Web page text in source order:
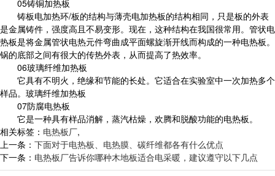
05铸铜加热板
铸板电加热环/板的结构与薄壳电加热板的结构相同，只是板的外表
是金属铸件，强度高且不易变形。现在，这种结构在我国很常用。管状电
热板是将金属管状电热元件弯曲成平面螺旋渐开线而构成的一种电热板。
锅的底部之间有很大的传热外表，从而提高了热效率。
06玻璃纤维加热板
它具有不明火，绝缘和节能的长处。它适合在实验室中一次加热多个
样品。玻璃纤维加热板
07防腐电热板
它是一种具有样品消解，蒸汽枯燥，欢腾和脱酸功能的电热板。
相关标签： 电热板厂,
上一条： 下面对于电热板、电热膜、碳纤维都各有什么优点
下一条： 电热板厂告诉你哪种木地板适合电采暖，建议遵守以下几点